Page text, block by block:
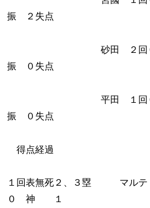
振 ２失点
砂田 ２回０／
振 ０失点
平田 １回０／
振 ０失点
得点経過
１回表無死２、３塁
０ 神 １